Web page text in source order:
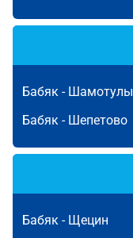
Бабяк - Шамотулы
Бабяк - Шепетово
Бабяк - Щецин